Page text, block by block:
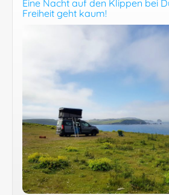
Eine Nacht auf den Klippen bei
Freiheit geht kaum!